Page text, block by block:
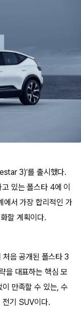
3)’를 출시했다.
있는 폴스타 4에 이
에서 가장 합리적인 가
할 계획이다.
처음 공개된 폴스타 3
을 대표하는 핵심 모
만족할 수 있는, 수
전기 SUV이다.